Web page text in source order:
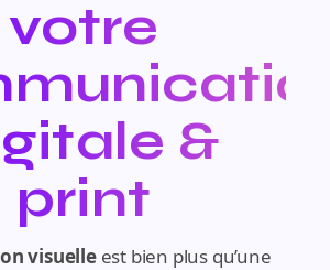
votre
&
print
visuelleest bien plus qu’une